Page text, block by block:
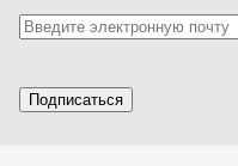
Подписаться